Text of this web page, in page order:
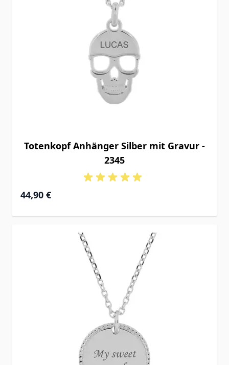
Totenkopf Anhänger Silber mit Gravur -
2345
44,90 €